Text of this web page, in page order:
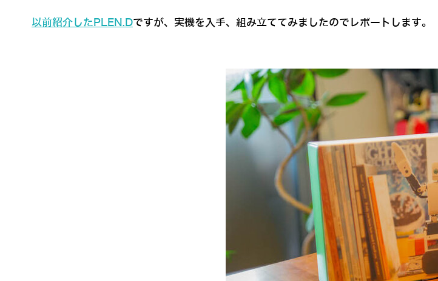
以前紹介したPLEN.Dですが、実機を入手、組み立ててみましたのでレポートします。